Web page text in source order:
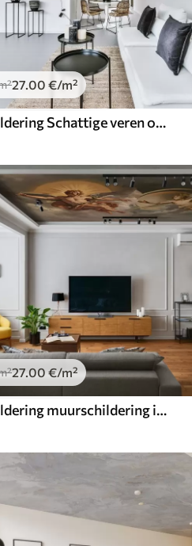
27.00 €/m²
Muurschildering Schattige veren op roze achtergrond
27 .00 €/m²
Muurschildering muurschildering in de stijl van renaissancefresco's in beige en donkere tinten. Twee mannelijke godenfiguren die naar elkaar uitreiken